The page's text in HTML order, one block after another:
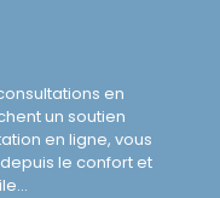
en
un soutien
en ligne, vous
le confort et